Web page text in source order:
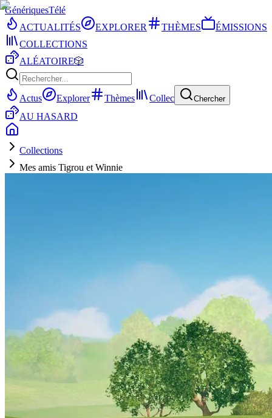
GénériquesTélé
ACTUALITÉS
EXPLORER THÈMES
ÉMISSIONS
COLLECTIONS
ALÉATOIRE🎲
Actus Explorer Thèmes Collec Chercher
AU HASARD
Collections
Mes amis Tigrou et Winnie